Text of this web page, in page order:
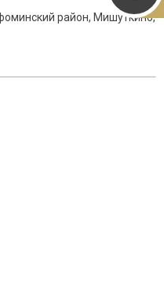
район, Мишуткино,